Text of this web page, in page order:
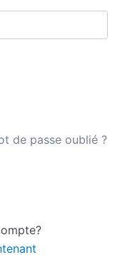
de passe oublié ?